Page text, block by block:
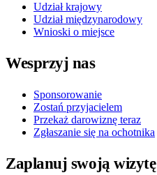
Udział krajowy
Udział międzynarodowy
Wnioski o miejsce
Wesprzyj nas
Sponsorowanie
Zostań przyjacielem
Przekaż darowiznę teraz
Zgłaszanie się na ochotnika
Zaplanuj swoją wizytę